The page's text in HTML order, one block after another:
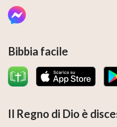
Bibbia facile
Il Regno di Dio è